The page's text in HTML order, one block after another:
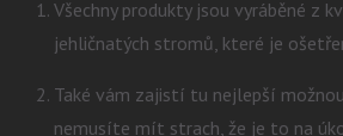
Všechny produkty jsou vyráběné z
jehličnatých stromů, které je
Také vám zajistí tu nejlepší
nemusíte mít strach, že je to na